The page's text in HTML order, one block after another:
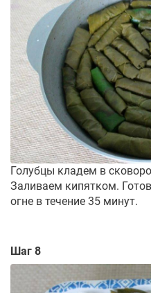
Голубцы кладем в
Заливаем кипятком.
огне в течение 35 минут.
Шаг 8